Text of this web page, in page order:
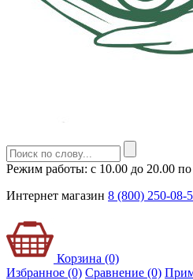
Режим работы: с 10.00 до 20.00
Интернет магазин 8 (800) 250-08-
Корзина (0)
Избранное (0) Сравнение (0)